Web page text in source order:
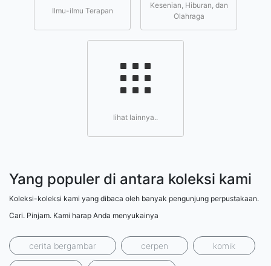
Ilmu-ilmu Terapan
Kesenian, Hiburan, dan
Olahraga
lihat lainnya..
Yang populer di antara koleksi kami
Koleksi-koleksi kami yang dibaca oleh banyak pengunjung perpustakaan.
Cari. Pinjam. Kami harap Anda menyukainya
cerita bergambar cerpen komik